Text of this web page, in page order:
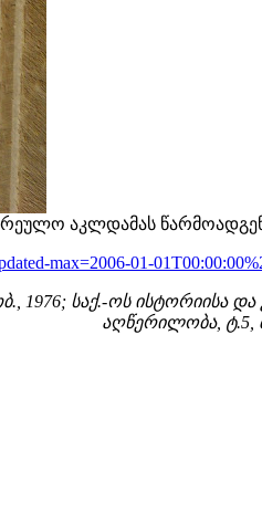
აკლდამას
max=2006-01-
1976; საქ.-ოს ისტორიისა
აღწერილობა, ტ.5,